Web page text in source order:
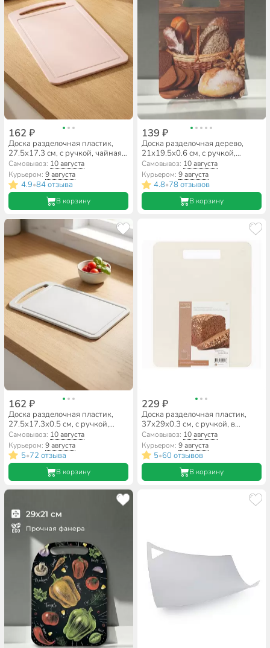
162 ₽
Доска разделочная пластик,
27.5х17.3 см, с ручкой, чайная
роза, прямоугольная, Idea, М
1572
Самовывоз: 10 августа
Курьером:9 августа
4.9•84 отзыва
В корзину
139 ₽
Доска разделочная дерево,
21х19.5х0.6 см, с ручкой,
квадратная, Хлеб, Л-12
Самовывоз: 10 августа
Курьером: 9 августа
4.8•78 отзывов
В корзину
162 ₽
Доска разделочная пластик,
27.5х17.3х0.5 см, с ручкой,
белый ротанг, прямоугольная,
Idea, М1572
Самовывоз: 10 августа
Курьером:9 августа
5•72 отзыва
В корзину
229 ₽
Доска разделочная пластик,
37х29х0.3 см, с ручкой, в
ассортименте, прямоугольная,
Полимербыт, Комфорт С80501,
4380501
Самовывоз: 10 августа
Курьером: 9 августа
5•60 отзывов
В корзину